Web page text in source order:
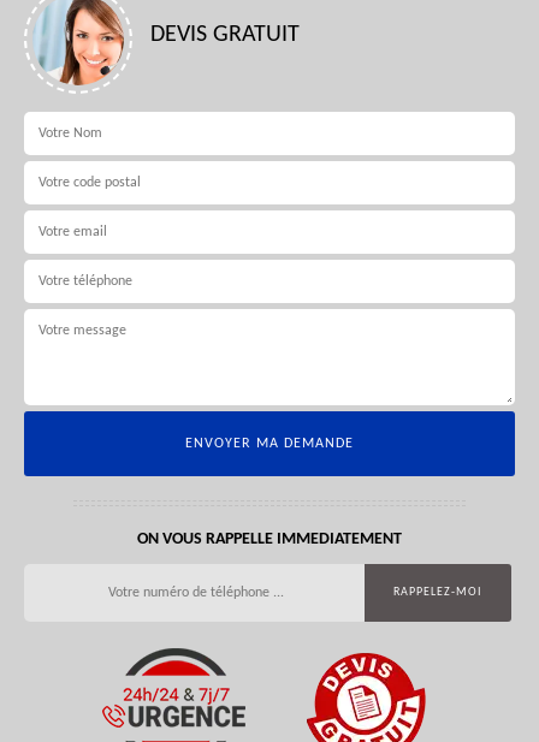
DEVIS GRATUIT
ON VOUS RAPPELLE IMMEDIATEMENT